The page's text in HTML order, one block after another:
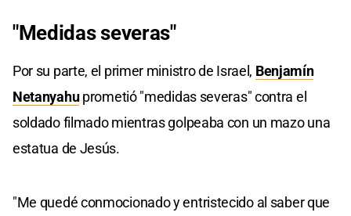
"Medidas severas"
Por su parte, el primer ministro de Israel, Benjamín
Netanyahuprometió "medidas severas" contra el
soldado filmado mientras golpeaba con un mazo una
estatua de Jesús.
"Me quedé conmocionado y entristecido al saber que